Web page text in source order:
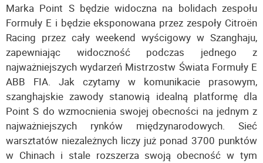
Marka Point S będzie widoczna na bolidach zespołu
Formuły E i będzie eksponowana przez zespoły Citroën
Racing przez cały weekend wyścigowy w Szanghaju,
zapewniając widoczność podczas jednego z
najważniejszych wydarzeń Mistrzostw Świata Formuły E
ABB FIA. Jak czytamy w komunikacie prasowym,
szanghajskie zawody stanowią idealną platformę dla
Point S do wzmocnienia swojej obecności na jednym z
najważniejszych rynków międzynarodowych. Sieć
warsztatów niezależnych liczy już ponad 3700 punktów
w Chinach i stale rozszerza swoją obecność w tym